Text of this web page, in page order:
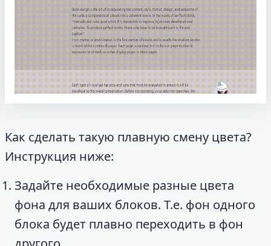
Как сделать такую плавную смену цвета?
Инструкция ниже:
Задайте необходимые разные цвета
фона для ваших блоков. Т.е. фон одного
блока будет плавно переходить в фон